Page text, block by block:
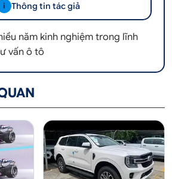
i Thông tin tác giả
năm kinh nghiệm trong lĩnh
vấn ô tô